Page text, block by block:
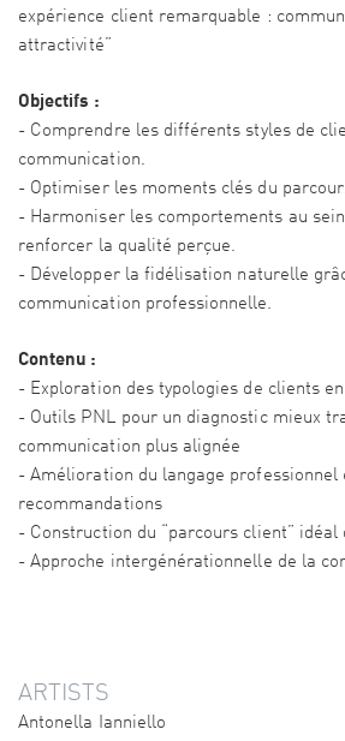
expérience client remarquable :
attractivité”
Objectifs :
- Comprendre les différents styles de
communication.
- Optimiser les moments clés du
- Harmoniser les comportements au
renforcer la qualité perçue.
- Développer la fidélisation naturelle
communication professionnelle.
Contenu :
- Exploration des typologies de clients
- Outils PNL pour un diagnostic mieux
communication plus alignée
- Amélioration du langage professionnel
recommandations
- Construction du “parcours client” idéal
- Approche intergénérationnelle de la
ARTISTS
Antonella Ianniello